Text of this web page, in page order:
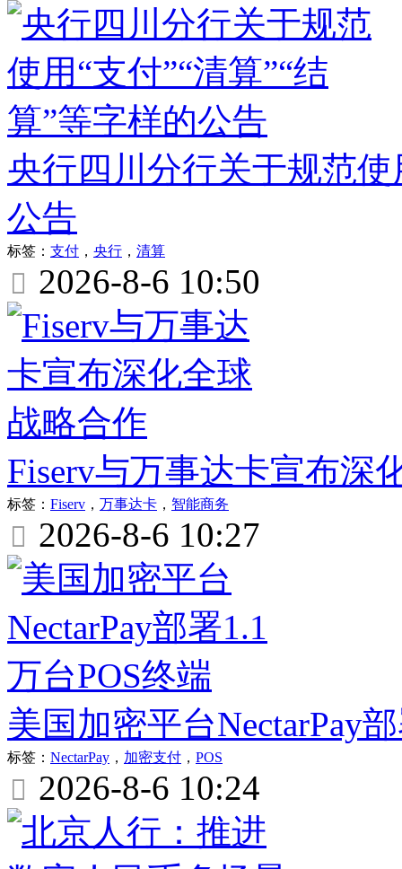
央行四川分行关于规范使
公告
标签： 支付 ， 央行 ， 清算
 2026-8-6 10:50
Fiserv与万事达卡宣布深
标签： Fiserv ， 万事达卡 ， 智能商务
 2026-8-6 10:27
美国加密平台NectarPay
标签： NectarPay ， 加密支付 ， POS
 2026-8-6 10:24